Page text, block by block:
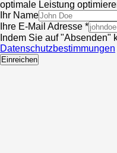
optimale Leistung
Ihr Name
Ihre E-Mail Adresse *
Indem Sie auf "Absenden"
Datenschutzbestimmungen